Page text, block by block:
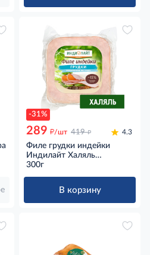
-31%
289 д/шт 419 д 4.3
Филе грудки индейки
Индилайт Халяль
обжаренное на гриле
300г
В корзину